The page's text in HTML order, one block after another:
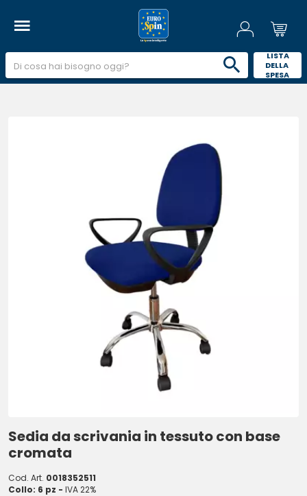
LISTA
DELLA
SPESA
Sedia da scrivania in tessuto con base
cromata
Cod. Art. 0018352511
Collo: 6 pz - IVA 22%